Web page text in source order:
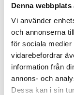
Denna
Vi använder
och annonserna
för sociala
vidarebefordrar
information från
annons- och
Dessa kan i sin
RELATERADE